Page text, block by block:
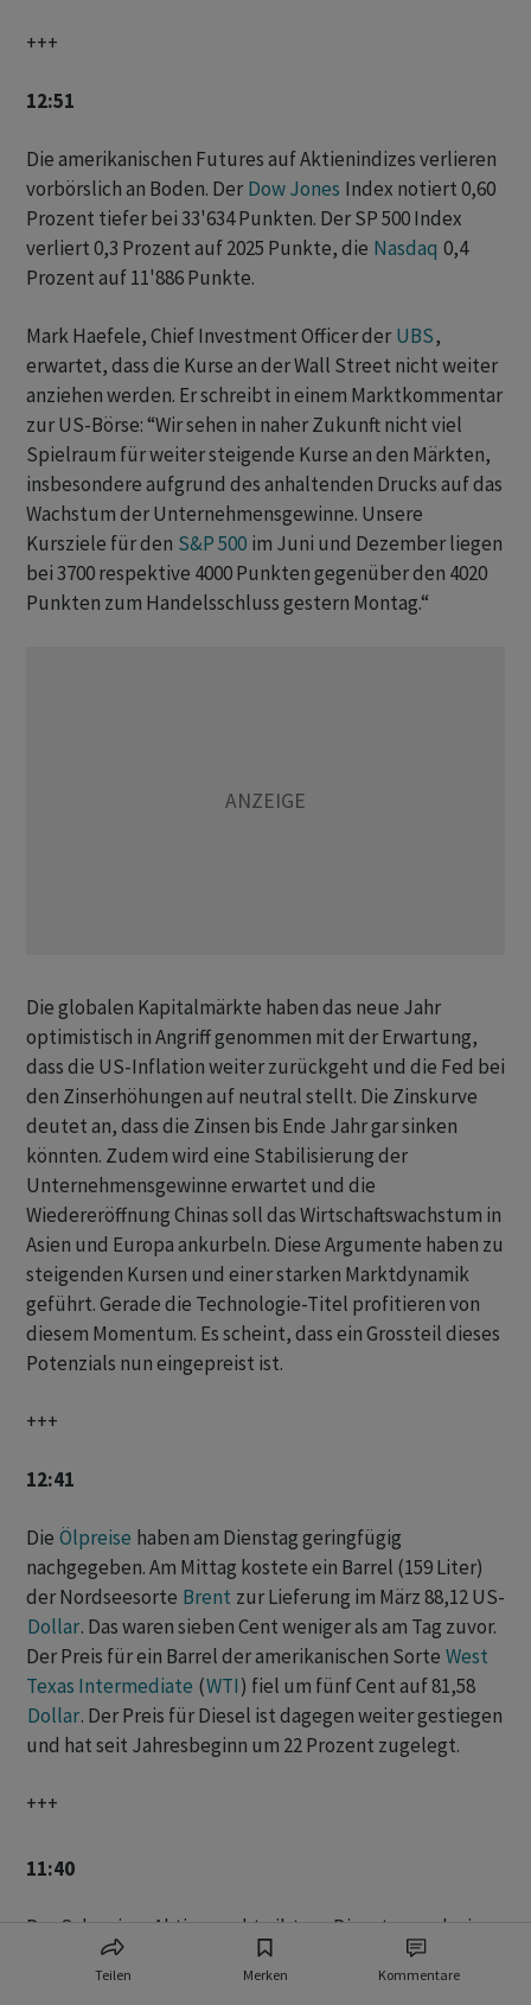
Teilen Merken Kommentare
+++
12:51
Die amerikanischen Futures auf Aktienindizes verlieren
vorbörslich an Boden. Der Dow Jones Index notiert 0,60
Prozent tiefer bei 33'634 Punkten. Der SP 500 Index
verliert 0,3 Prozent auf 2025 Punkte, die Nasdaq 0,4
Prozent auf 11'886 Punkte.
Mark Haefele, Chief Investment Officer der UBS,
erwartet, dass die Kurse an der Wall Street nicht weiter
anziehen werden. Er schreibt in einem Marktkommentar
zur US-Börse: “Wir sehen in naher Zukunft nicht viel
Spielraum für weiter steigende Kurse an den Märkten,
insbesondere aufgrund des anhaltenden Drucks auf das
Wachstum der Unternehmensgewinne. Unsere
Kursziele für den S&P 500 im Juni und Dezember liegen
bei 3700 respektive 4000 Punkten gegenüber den 4020
Punkten zum Handelsschluss gestern Montag.“
Die globalen Kapitalmärkte haben das neue Jahr
optimistisch in Angriff genommen mit der Erwartung,
dass die US-Inflation weiter zurückgeht und die Fed bei
den Zinserhöhungen auf neutral stellt. Die Zinskurve
deutet an, dass die Zinsen bis Ende Jahr gar sinken
könnten. Zudem wird eine Stabilisierung der
Unternehmensgewinne erwartet und die
Wiedereröffnung Chinas soll das Wirtschaftswachstum in
Asien und Europa ankurbeln. Diese Argumente haben zu
steigenden Kursen und einer starken Marktdynamik
geführt. Gerade die Technologie-Titel profitieren von
diesem Momentum. Es scheint, dass ein Grossteil dieses
Potenzials nun eingepreist ist.
+++
12:41
Die Ölpreise haben am Dienstag geringfügig
nachgegeben. Am Mittag kostete ein Barrel (159 Liter)
der Nordseesorte Brent zur Lieferung im März 88,12 US-
Dollar. Das waren sieben Cent weniger als am Tag zuvor.
Der Preis für ein Barrel der amerikanischen Sorte West
Texas Intermediate (WTI) fiel um fünf Cent auf 81,58
Dollar. Der Preis für Diesel ist dagegen weiter gestiegen
und hat seit Jahresbeginn um 22 Prozent zugelegt.
+++
11:40
Der Schweizer Aktienmarkt gibt am Dienstag nach einer
freundlichen Eröffnung im Verlauf leicht nach. Der
verliert nach einem Tageshoch bei 11'437 Punkten 0,23